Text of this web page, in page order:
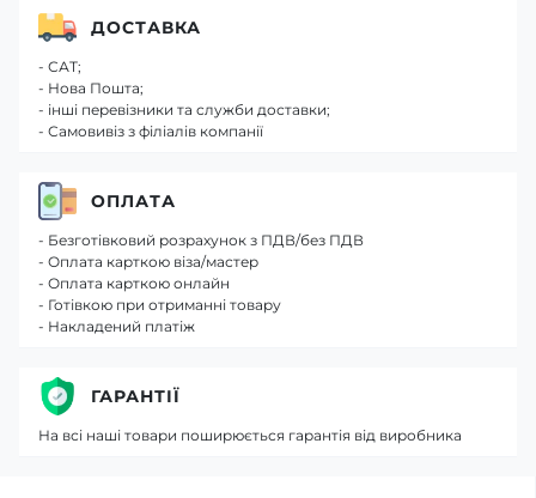
ДОСТАВКА
- САТ;
- Нова Пошта;
- інші перевізники та служби доставки;
- Самовивіз з філіалів компанії
ОПЛАТА
- Безготівковий розрахунок з ПДВ/без ПДВ
- Оплата карткою віза/мастер
- Оплата карткою онлайн
- Готівкою при отриманні товару
- Накладений платіж
ГАРАНТІЇ
На всі наші товари поширюється гарантія від виробника